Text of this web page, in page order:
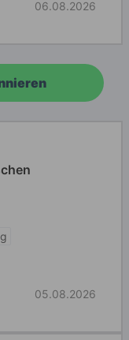
06.08.2026
05.08.2026